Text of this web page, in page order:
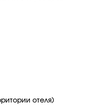
отеля)